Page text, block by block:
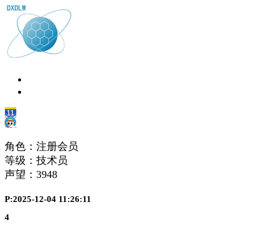
角色：注册会员
等级：技术员
声望： 3948
P:2025-12-04 11:26:11
4